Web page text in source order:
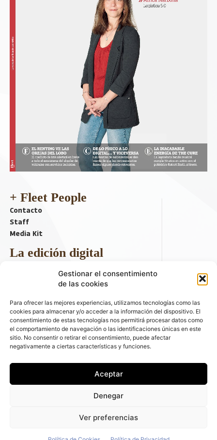
Gestionar el consentimiento
de las cookies
Para ofrecer las mejores experiencias, utilizamos tecnologías como las
cookies para almacenar y/o acceder a la información del dispositivo. El
consentimiento de estas tecnologías nos permitirá procesar datos como
el comportamiento de navegación o las identificaciones únicas en este
sitio. No consentir o retirar el consentimiento, puede afectar
negativamente a ciertas características y funciones.
Aceptar
Denegar
Ver preferencias
+ Fleet People
Contacto
Staff
Media Kit
La edición digital
Descargar último ejemplar
ir a hemeroteca
+ Contenido en redes sociales
automóviles - C/ Fernández de la Hoz 70, 1ºB - 28003 - Madrid
fleetpeople@fleetpeople.es